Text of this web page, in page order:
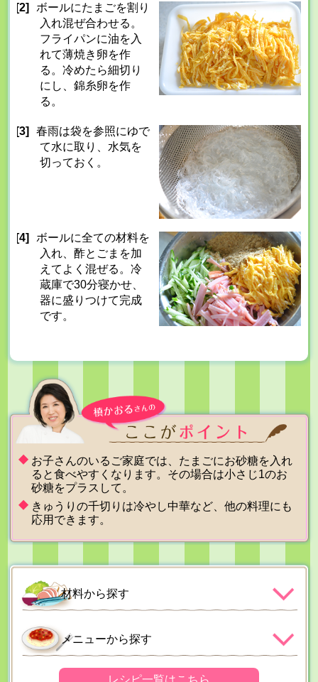
[2]
ボールにたまごを割り
入れ混ぜ合わせる。
フライパンに油を入
れて薄焼き卵を作
る。冷めたら細切り
にし、錦糸卵を作
る。
[3]
春雨は袋を参照にゆで
て水に取り、水気を
切っておく。
[4]
ボールに全ての材料を
入れ、酢とごまを加
えてよく混ぜる。冷
蔵庫で30分寝かせ、
器に盛りつけて完成
です。
お子さんのいるご家庭では、たまごにお砂糖を入れ
ると食べやすくなります。その場合は小さじ1のお
砂糖をプラスして。
きゅうりの千切りは冷やし中華など、他の料理にも
応用できます。
材料から探す
メニューから探す